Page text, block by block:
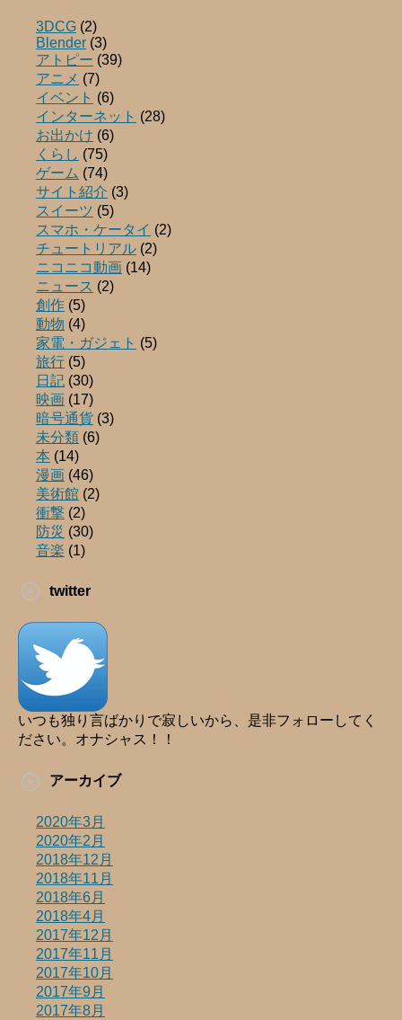
3DCG (2)
Blender (3)
アトピー (39)
アニメ (7)
イベント (6)
インターネット (28)
お出かけ (6)
くらし (75)
ゲーム (74)
サイト紹介 (3)
スイーツ (5)
スマホ・ケータイ (2)
チュートリアル (2)
ニコニコ動画 (14)
ニュース (2)
創作 (5)
動物 (4)
家電・ガジェト (5)
旅行 (5)
日記 (30)
映画 (17)
暗号通貨 (3)
未分類 (6)
本 (14)
漫画 (46)
美術館 (2)
衝撃 (2)
防災 (30)
音楽 (1)
twitter
いつも独り言ばかりで寂しいから、是非フォローしてく
ださい。オナシャス！！
アーカイブ
2020年3月
2020年2月
2018年12月
2018年11月
2018年6月
2018年4月
2017年12月
2017年11月
2017年10月
2017年9月
2017年8月